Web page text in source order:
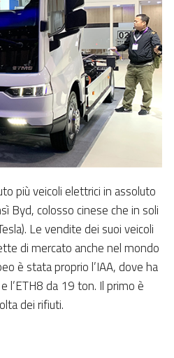
più veicoli elettrici in assoluto
Byd, colosso cinese che in soli
Le vendite dei suoi veicoli
di mercato anche nel mondo
è stata proprio l’IAA, dove ha
l’ETH8 da 19 ton. Il primo è
dei rifiuti.